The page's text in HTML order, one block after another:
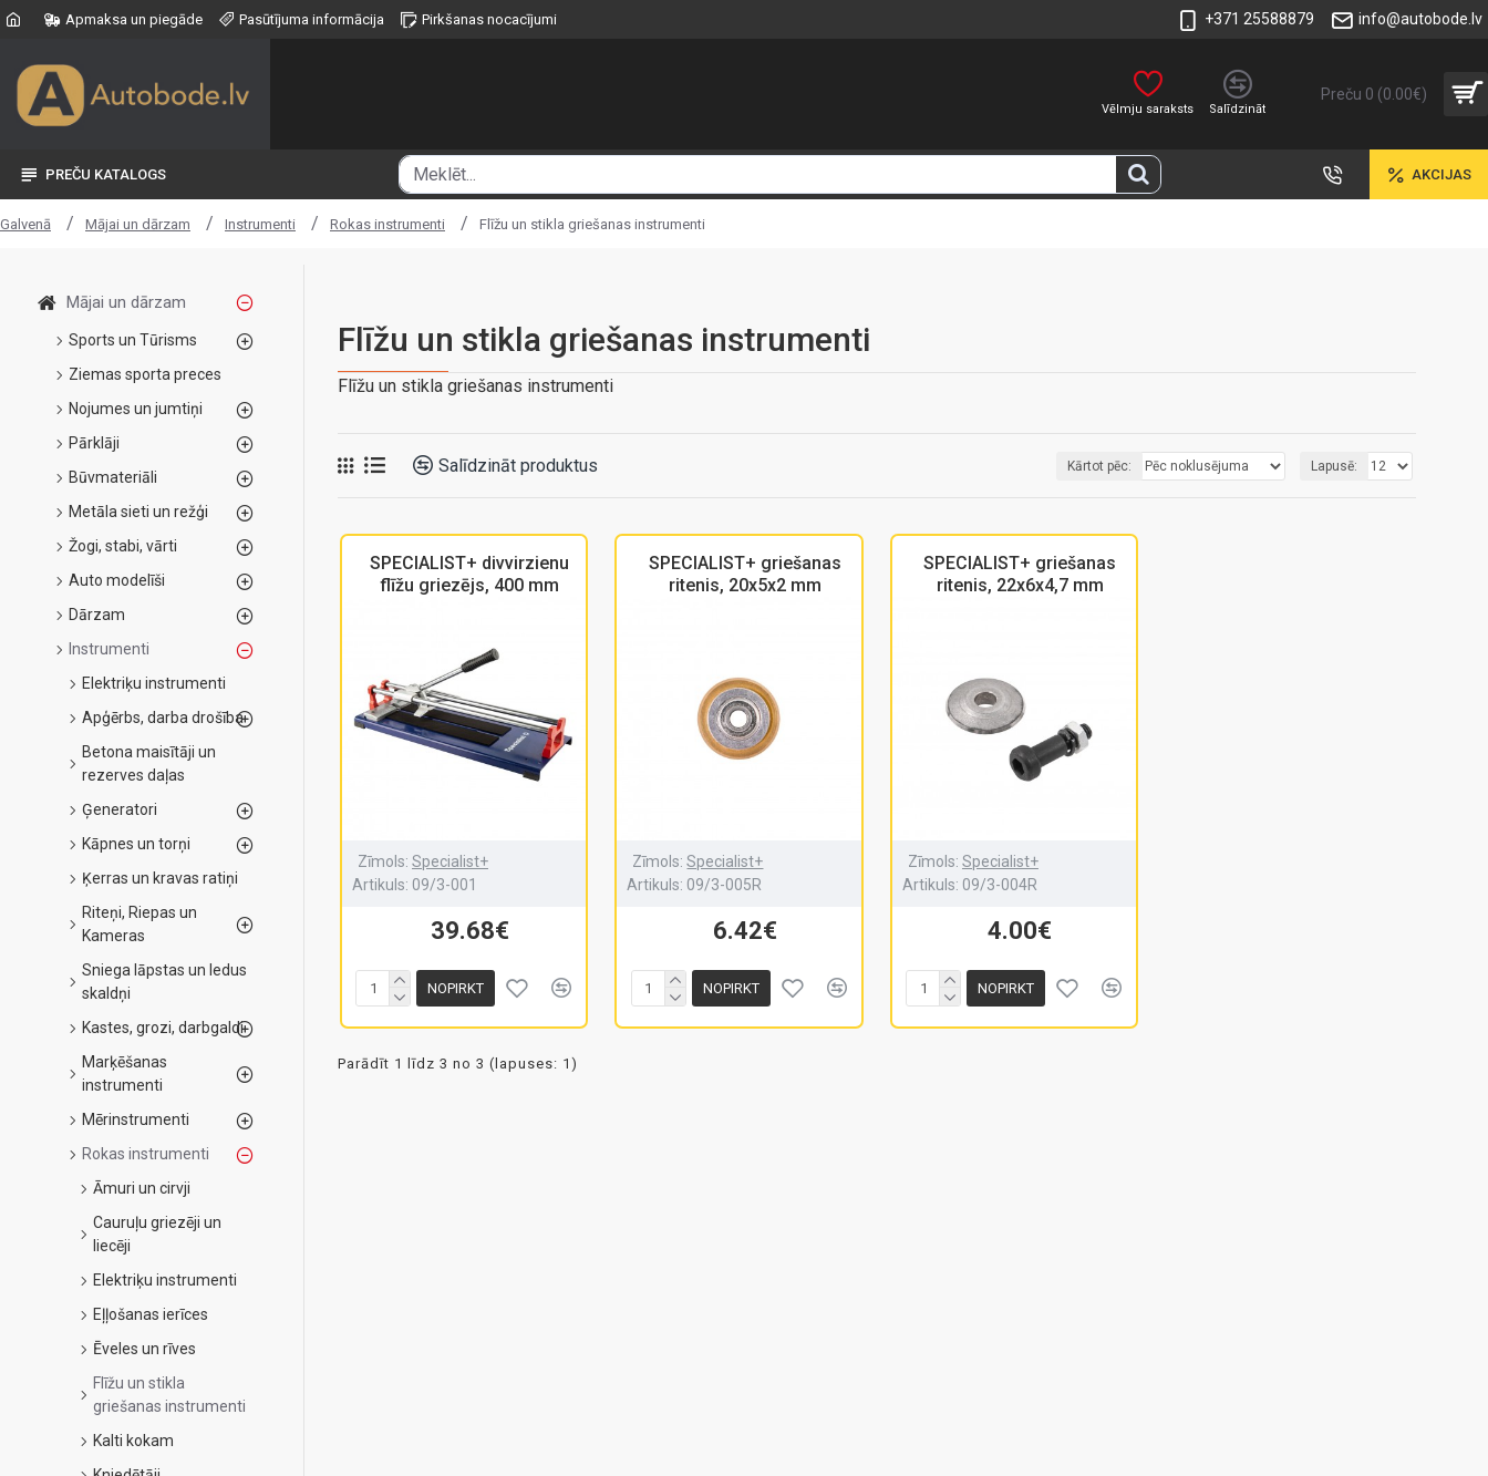
Apmaksa un piegāde Pasūtījuma informācija Pirkšanas nocacījumi +371 25588879 info@autobode.lv
Vēlmju saraksts Salīdzināt
Preču 0 (0.00€)
PREČU KATALOGS AKCIJAS
Galvenā Mājai un dārzam Instrumenti Rokas instrumenti Flīžu un stikla griešanas instrumenti
Mājai un dārzam
Sports un Tūrisms
Ziemas sporta preces
Nojumes un jumtiņi
Pārklāji
Būvmateriāli
Metāla sieti un režģi
Žogi, stabi, vārti
Auto modelīši
Dārzam
Instrumenti
Elektriķu instrumenti
Apģērbs, darba drošība
Betona maisītāji un
rezerves daļas
Ģeneratori
Kāpnes un torņi
Ķerras un kravas ratiņi
Riteņi, Riepas un
Kameras
Sniega lāpstas un ledus
skaldņi
Kastes, grozi, darbgaldi
Marķēšanas
instrumenti
Mērinstrumenti
Rokas instrumenti
Āmuri un cirvji
Cauruļu griezēji un
liecēji
Elektriķu instrumenti
Eļļošanas ierīces
Ēveles un rīves
Flīžu un stikla
griešanas instrumenti
Kalti kokam
Flīžu un stikla griešanas instrumenti
Flīžu un stikla griešanas instrumenti
Salīdzināt produktus Kārtot pēc: Lapusē:
SPECIALIST+ divvirzienu
flīžu griezējs, 400 mm
Zīmols: Specialist+
Artikuls: 09/3-001
39.68€
NOPIRKT
SPECIALIST+ griešanas
ritenis, 20x5x2 mm
Zīmols: Specialist+
Artikuls: 09/3-005R
6.42€
NOPIRKT
SPECIALIST+ griešanas
ritenis, 22x6x4,7 mm
Zīmols: Specialist+
Artikuls: 09/3-004R
4.00€
NOPIRKT
Parādīt 1 līdz 3 no 3 (lapuses: 1)